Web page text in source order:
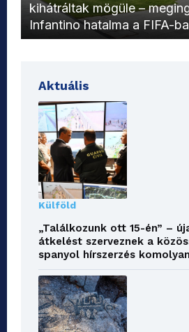
kihátráltak mögüle –
Infantino hatalma a FIFA-
Aktuális
Külföld
„Találkozunk ott 15-én” –
átkelést szerveznek a
spanyol hírszerzés